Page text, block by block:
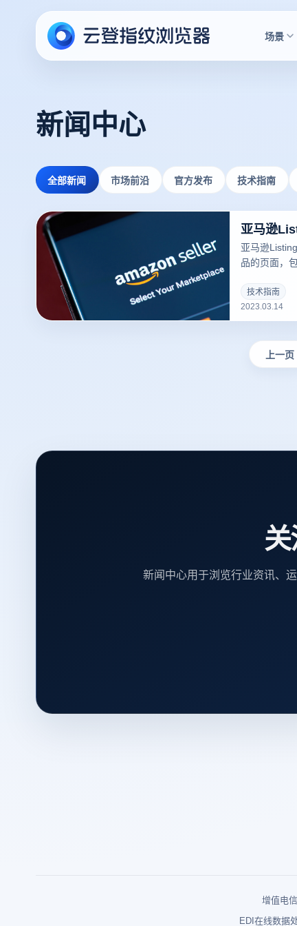
场景
新闻中心
全部新闻 市场前沿 官方发布 技术指南
亚马逊
亚马逊
品的页面，
可以吸引更
录指纹浏览
撰写？的一
技术指南
2023.03.14
上一页
新闻中心用于浏览行业资讯、
增值电
EDI在线数据